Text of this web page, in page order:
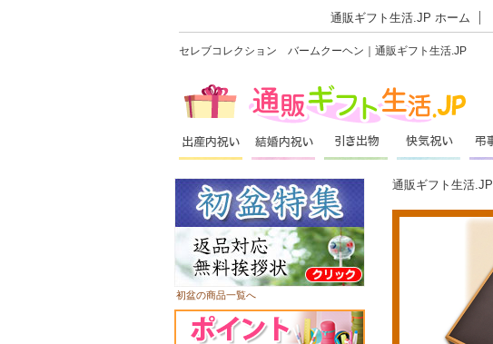
通販ギフト生活.JP ホーム
セレブコレクション バームクーヘン｜通販ギフト生活.JP
通販ギフト生活.JP
初盆の商品一覧へ